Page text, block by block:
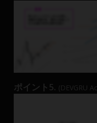
ポイント5. (DEVGRU